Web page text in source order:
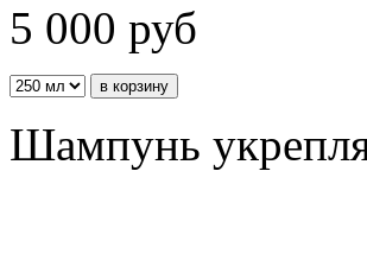
5 000 руб
Шампунь